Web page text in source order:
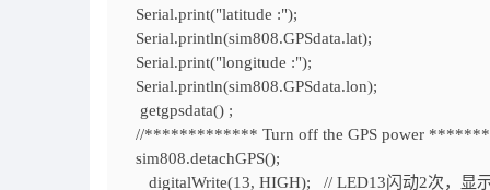
Serial.print("latitude :");
Serial.println(sim808.GPSdata.lat);
Serial.print("longitude :");
Serial.println(sim808.GPSdata.lon);
getgpsdata() ;
//************* Turn off the GPS power
sim808.detachGPS();
digitalWrite(13, HIGH); // LED13闪动2次，显示